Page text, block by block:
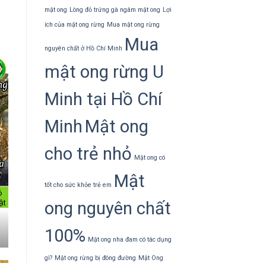
chế
&
dùng
mật ong Lòng đỏ trứng gà ngâm mật ong Lợi
ích của mật ong rừng Mua mật ong rừng
nguyên chất ở Hồ Chí Minh Mua
mật ong rừng U
Minh tại Hồ Chí
Minh Mật ong
cho trẻ nhỏ Mật ong có
tốt cho sức khỏe trẻ em Mật
ong nguyên chất
100% Mật ong nha đam có tác dụng
gì? Mật ong rừng bị đóng đường Mật Ong